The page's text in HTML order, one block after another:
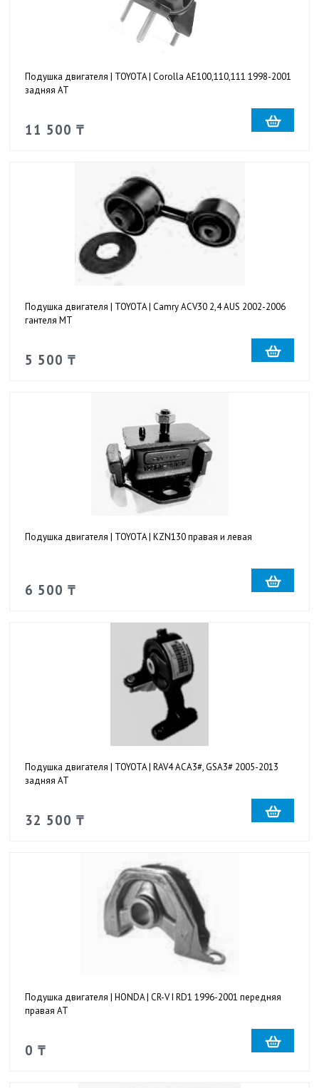
Подушка двигателя | TOYOTA | Corolla AE100,110,111 1998-2001
задняя AT
11 500 ₸
Подушка двигателя | TOYOTA | Camry ACV30 2,4 AUS 2002-2006
гантеля MT
5 500 ₸
Подушка двигателя | TOYOTA | KZN130 правая и левая
6 500 ₸
Подушка двигателя | TOYOTA | RAV4 ACA3#, GSA3# 2005-2013
задняя AT
32 500 ₸
Подушка двигателя | HONDA | CR-V I RD1 1996-2001 передняя
правая AT
0 ₸